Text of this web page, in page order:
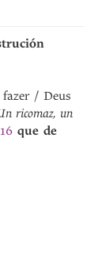
/ Deus
ricomaz, un
que de